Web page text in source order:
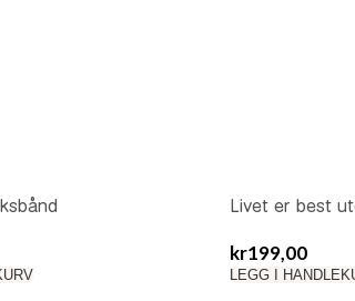
Livet er best
kr199,00
LEGG I